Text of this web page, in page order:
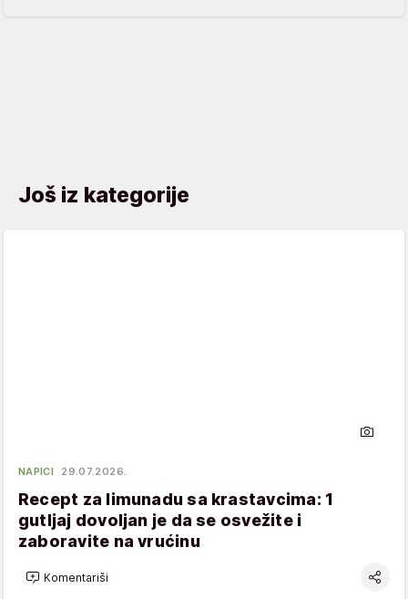
Još iz kategorije
NAPICI 29.07.2026.
Recept za limunadu sa krastavcima: 1
gutljaj dovoljan je da se osvežite i
zaboravite na vrućinu
Komentariši